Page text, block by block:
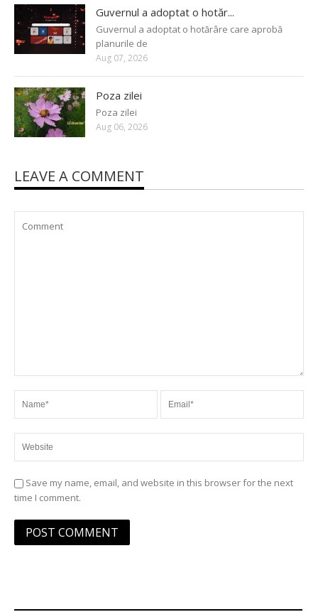
Guvernul a adoptat o hotăr...
Guvernul a adoptat o hotărâre care aprobă
planurile de
Aug 07, 2026
Poza zilei
Poza zilei
Aug 06, 2026
LEAVE A COMMENT
Save my name, email, and website in this browser for the next
time I comment.